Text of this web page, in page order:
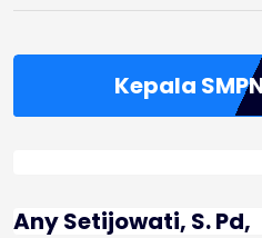
Kepala
Any Setijowati, S. Pd,